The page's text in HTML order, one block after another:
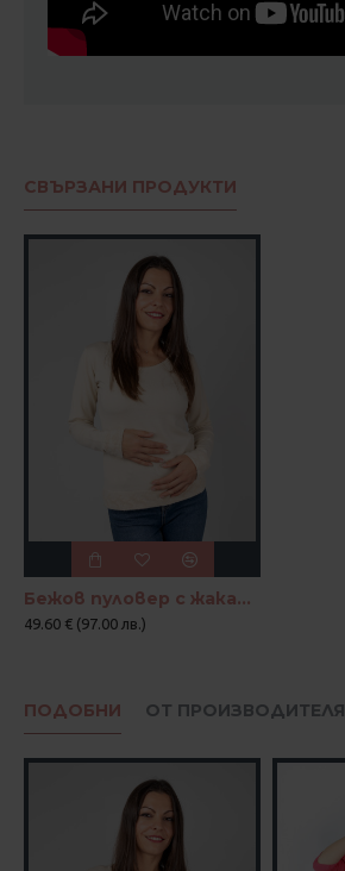
СВЪРЗАНИ ПРОДУКТИ
Бежов пуловер с жакардови акценти "Нежен контраст"
49.60 € (97.00 лв.)
ПОДОБНИ ОТ ПРОИЗВОДИТЕЛЯ